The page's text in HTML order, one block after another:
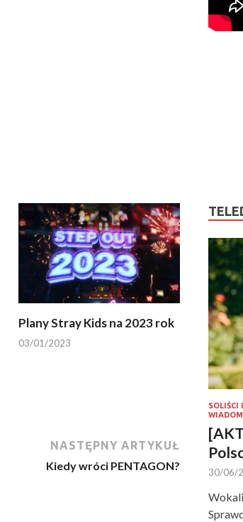
Plany Stray Kids na 2023 rok
03/01/2023
NASTĘPNY ARTYKUŁ
Kiedy wróci PENTAGON?
SOLIŚCI
30/06/